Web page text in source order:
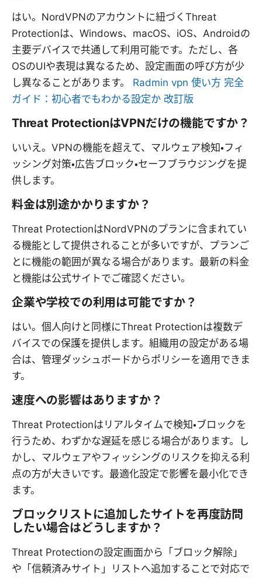
はい。NordVPNのアカウントに紐づくThreat
Protectionは、Windows、macOS、iOS、Androidの
主要デバイスで共通して利用可能です。ただし、各
OSのUIや表現は異なるため、設定画面の呼び方が少
し異なることがあります。 Radmin vpn 使い方 完全
ガイド：初心者でもわかる設定か 改訂版
Threat ProtectionはVPNだけの機能ですか？
いいえ。VPNの機能を超えて、マルウェア検知・フィ
ッシング対策・広告ブロック・セーフブラウジングを提
供します。
料金は別途かかりますか？
Threat ProtectionはNordVPNのプランに含まれてい
る機能として提供されることが多いですが、プランご
とに機能の範囲が異なる場合があります。最新の料金
と機能は公式サイトでご確認ください。
企業や学校での利用は可能ですか？
はい。個人向けと同様にThreat Protectionは複数デ
バイスでの保護を提供します。組織用の設定がある場
合は、管理ダッシュボードからポリシーを適用できま
す。
速度への影響はありますか？
Threat Protectionはリアルタイムで検知・ブロックを
行うため、わずかな遅延を感じる場合があります。し
かし、マルウェアやフィッシングのリスクを抑える利
点の方が大きいです。最適化設定で影響を最小化でき
ます。
ブロックリストに追加したサイトを再度訪問
したい場合はどうしますか？
Threat Protectionの設定画面から「ブロック解除」
や「信頼済みサイト」リストへ追加することで対応で